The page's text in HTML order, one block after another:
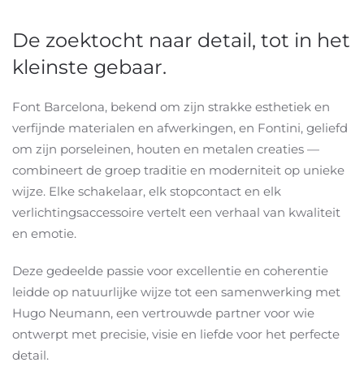
De zoektocht naar detail, tot in het
kleinste gebaar.
Font Barcelona, bekend om zijn strakke esthetiek en
verfijnde materialen en afwerkingen, en Fontini, geliefd
om zijn porseleinen, houten en metalen creaties —
combineert de groep traditie en moderniteit op unieke
wijze. Elke schakelaar, elk stopcontact en elk
verlichtingsaccessoire vertelt een verhaal van kwaliteit
en emotie.
Deze gedeelde passie voor excellentie en coherentie
leidde op natuurlijke wijze tot een samenwerking met
Hugo Neumann, een vertrouwde partner voor wie
ontwerpt met precisie, visie en liefde voor het perfecte
detail.